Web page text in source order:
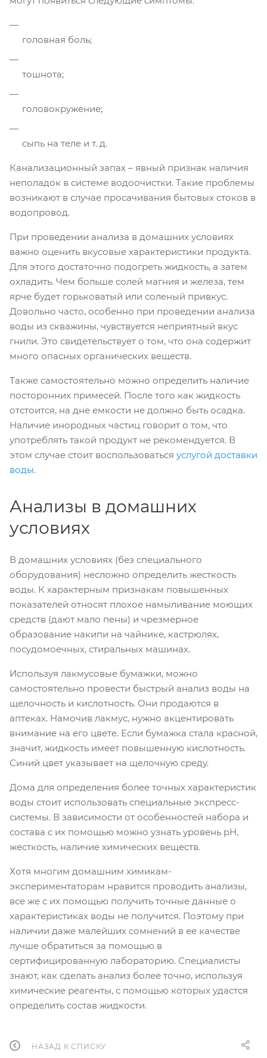
головная боль;
тошнота;
головокружение;
сыпь на теле и т. д.
Канализационный запах – явный признак наличия
неполадок в системе водоочистки. Такие проблемы
возникают в случае просачивания бытовых стоков в
водопровод.
При проведении анализа в домашних условиях
важно оценить вкусовые характеристики продукта.
Для этого достаточно подогреть жидкость, а затем
охладить. Чем больше солей магния и железа, тем
ярче будет горьковатый или соленый привкус.
Довольно часто, особенно при проведении анализа
воды из скважины, чувствуется неприятный вкус
гнили. Это свидетельствует о том, что она содержит
много опасных органических веществ.
Также самостоятельно можно определить наличие
посторонних примесей. После того как жидкость
отстоится, на дне емкости не должно быть осадка.
Наличие инородных частиц говорит о том, что
употреблять такой продукт не рекомендуется. В
этом случае стоит воспользоваться услугой доставки
воды.
Анализы в домашних
условиях
В домашних условиях (без специального
оборудования) несложно определить жесткость
воды. К характерным признакам повышенных
показателей относят плохое намыливание моющих
средств (дают мало пены) и чрезмерное
образование накипи на чайнике, кастрюлях,
посудомоечных, стиральных машинах.
Используя лакмусовые бумажки, можно
самостоятельно провести быстрый анализ воды на
щелочность и кислотность. Они продаются в
аптеках. Намочив лакмус, нужно акцентировать
внимание на его цвете. Если бумажка стала красной,
значит, жидкость имеет повышенную кислотность.
Синий цвет указывает на щелочную среду.
Дома для определения более точных характеристик
воды стоит использовать специальные экспресс-
системы. В зависимости от особенностей набора и
состава с их помощью можно узнать уровень pH,
жесткость, наличие химических веществ.
Хотя многим домашним химикам-
экспериментаторам нравится проводить анализы,
все же с их помощью получить точные данные о
характеристиках воды не получится. Поэтому при
наличии даже малейших сомнений в ее качестве
лучше обратиться за помощью в
сертифицированную лабораторию. Специалисты
знают, как сделать анализ более точно, используя
химические реагенты, с помощью которых удастся
определить состав жидкости.
НАЗАД К СПИСКУ